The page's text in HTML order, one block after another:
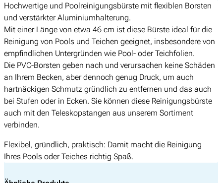
b
ü
r
s
t
e
R
e
v
o
l
t
i
Hochwertige und Poolreinigungsbürste mit flexiblen Borsten
und verstärkter Aluminiumhalterung.
Mit einer Länge von etwa 46 cm ist diese Bürste ideal für die
Reinigung von Pools und Teichen geeignet, insbesondere von
empfindlichen Untergründen wie Pool- oder Teichfolien.
Die PVC-Borsten geben nach und verursachen keine Schäden
an Ihrem Becken, aber dennoch genug Druck, um auch
hartnäckigen Schmutz gründlich zu entfernen und das auch
bei Stufen oder in Ecken. Sie können diese Reinigungsbürste
auch mit den Teleskopstangen aus unserem Sortiment
verbinden.
Flexibel, gründlich, praktisch: Damit macht die Reinigung
Ihres Pools oder Teiches richtig Spaß.